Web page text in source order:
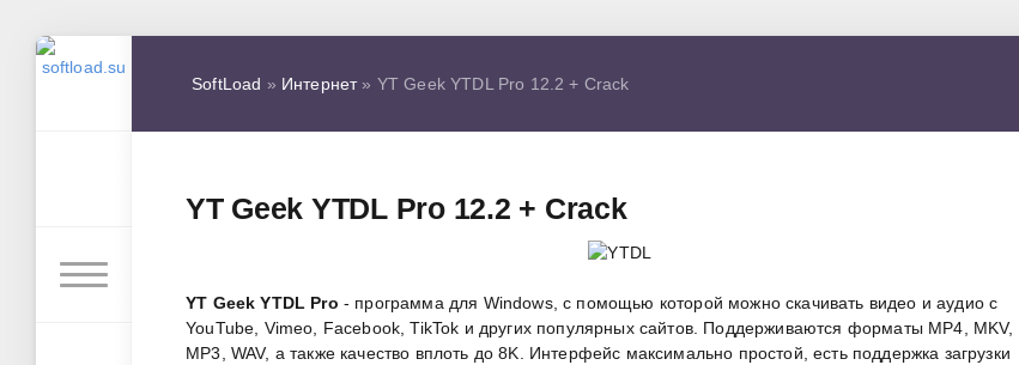
SoftLoad » Интернет» YT Geek YTDL Pro 12.2 + Crack
YT Geek YTDL Pro 12.2 + Crack
YT Geek YTDL Pro - программа для Windows, с помощью которой можно скачивать видео и аудио с
YouTube, Vimeo, Facebook, TikTok и других популярных сайтов. Поддерживаются форматы MP4, MKV,
MP3, WAV, а также качество вплоть до 8K. Интерфейс максимально простой, есть поддержка загрузки